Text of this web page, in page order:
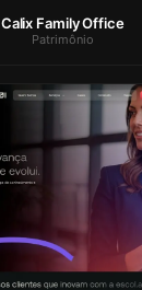
Calix Family Office
Patrimônio